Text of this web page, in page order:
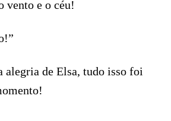
vento e o céu!
alegria de Elsa, tudo isso foi